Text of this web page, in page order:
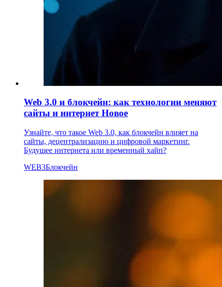
Web 3.0 и блокчейн: как технологии меняют
сайты и интернетНовое
Узнайте, что такое Web 3.0, как блокчейн влияет на
сайты, децентрализацию и цифровой маркетинг.
Будущее интернета или временный хайп?
WEB3Блокчейн